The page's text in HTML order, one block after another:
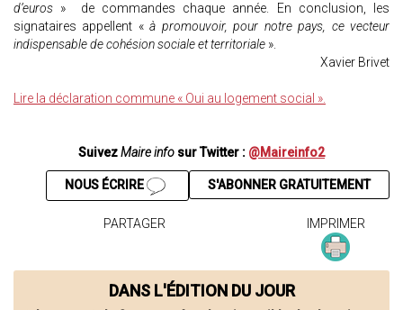
d’euros » de commandes chaque année. En conclusion, les
signataires appellent «à promouvoir, pour notre pays, ce vecteur
indispensable de cohésion sociale et territoriale ».
Xavier Brivet
Lire la déclaration commune « Oui au logement social ».
SuivezMaire info sur Twitter : @Maireinfo2
S'ABONNER GRATUITEMENT
NOUS ÉCRIRE
PARTAGER IMPRIMER
DANS L'ÉDITION DU JOUR